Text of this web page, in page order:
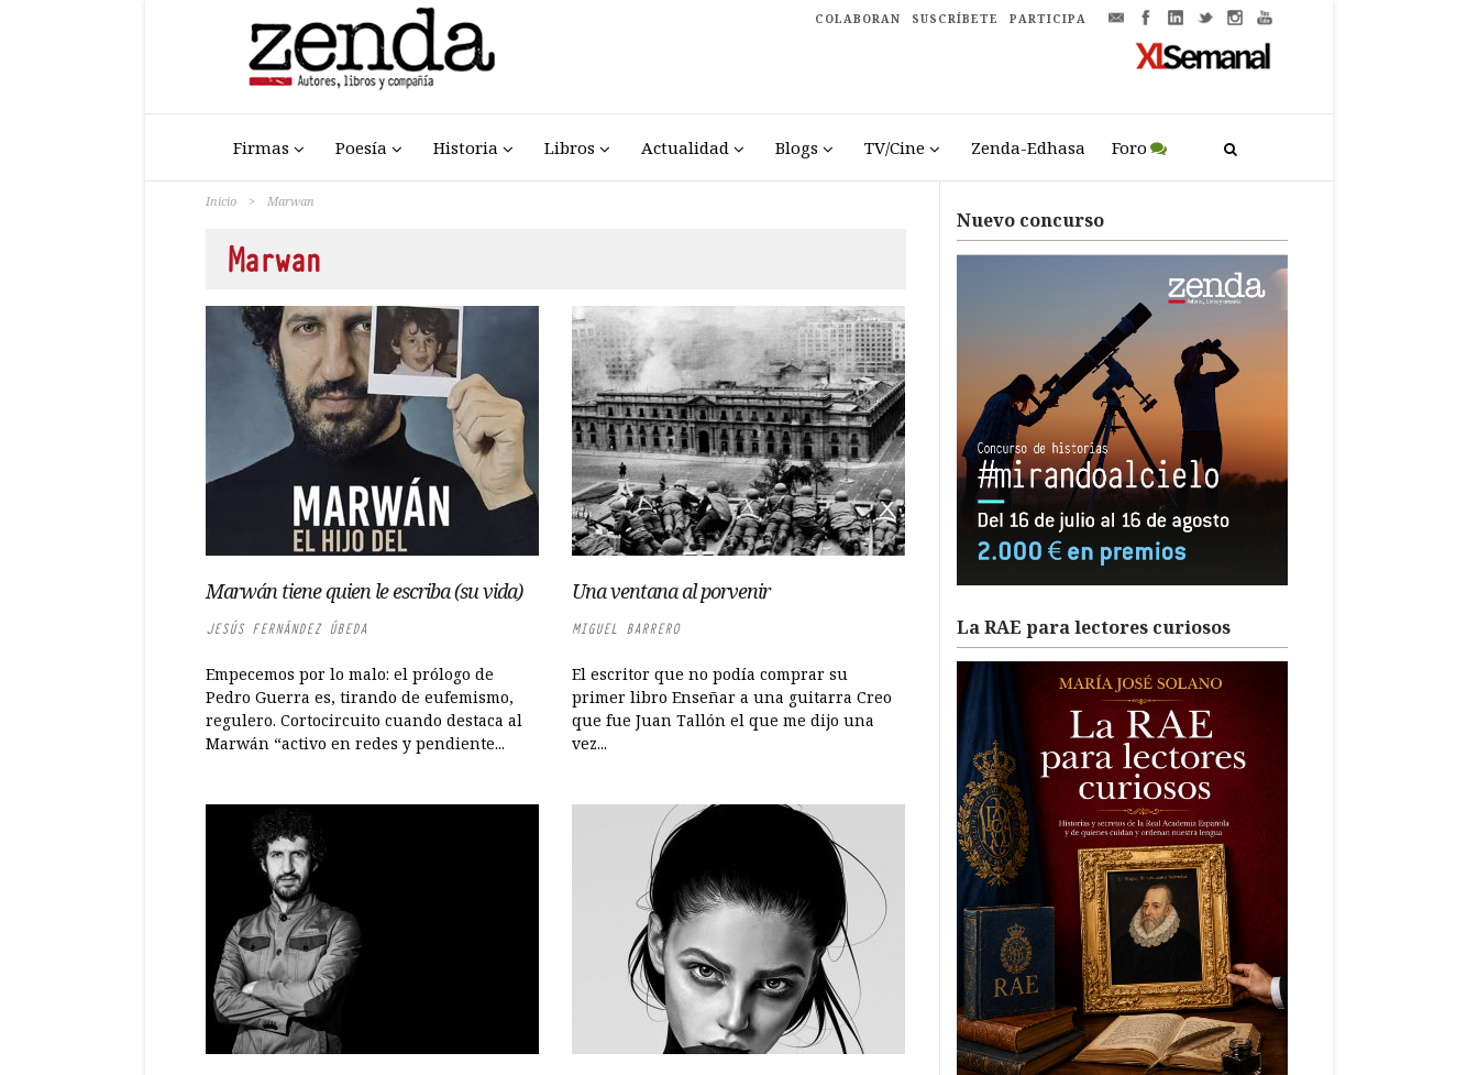
COLABORAN SUSCRÍBETE PARTICIPA
Firmas Poesía Historia Libros Actualidad Blogs TV/Cine Zenda-Edhasa Foro
Inicio > Marwan
Marwan
Marwán tiene quien le escriba (su vida)
JESÚS FERNÁNDEZ ÚBEDA
Empecemos por lo malo: el prólogo de
Pedro Guerra es, tirando de eufemismo,
regulero. Cortocircuito cuando destaca al
Marwán “activo en redes y pendiente...
Una ventana al porvenir
MIGUEL BARRERO
El escritor que no podía comprar su
primer libro Enseñar a una guitarra Creo
que fue Juan Tallón el que me dijo una
vez...
Nuevo concurso
La RAE para lectores curiosos